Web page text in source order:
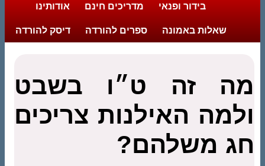
בידור ופנאי מדריכים חינם אודותינו
שאלות באמונה ספרים להורדה דיסק להורדה
מה זה ט״ו בשבט
ולמה האילנות צריכים
חג משלהם?